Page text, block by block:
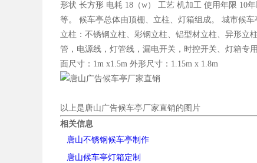
形状 长方形 电耗 18（w） 工艺 机加工 使用年限 10
等。 候车亭总体由顶棚、立柱、灯箱组成。 城市候
立柱：不锈钢立柱、彩钢立柱、铝型材立柱、异形立
管，电源线，灯管线，漏电开关，时控开关、灯箱专
面尺寸：1m x1.5m 外形尺寸：1.15m x 1.8m
以上是唐山广告候车亭厂家直销的图片
相关信息
唐山不锈钢候车亭制作
唐山候车亭灯箱定制